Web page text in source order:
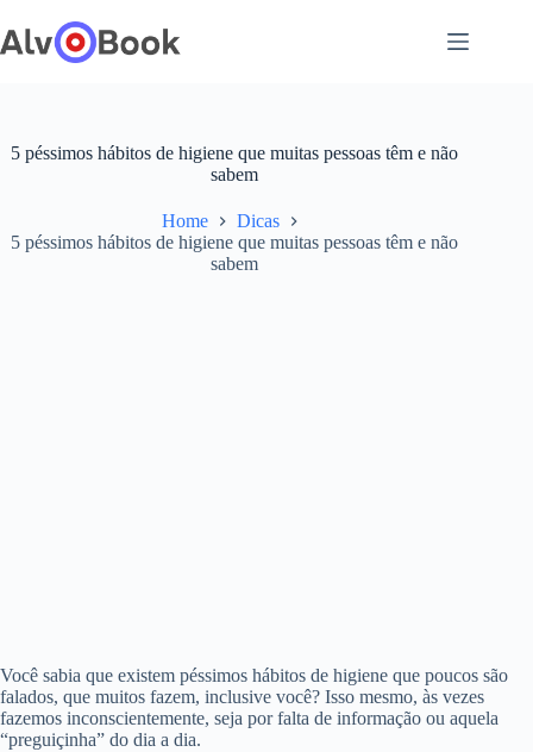
para
o
5 péssimos hábitos de higiene que muitas pessoas têm e não
sabem
Home
Dicas
5 péssimos hábitos de higiene que muitas pessoas têm e não
sabem
Você sabia que existem péssimos hábitos de higiene que poucos são
falados, que muitos fazem, inclusive você? Isso mesmo, às vezes
fazemos inconscientemente, seja por falta de informação ou aquela
“preguiçinha” do dia a dia.